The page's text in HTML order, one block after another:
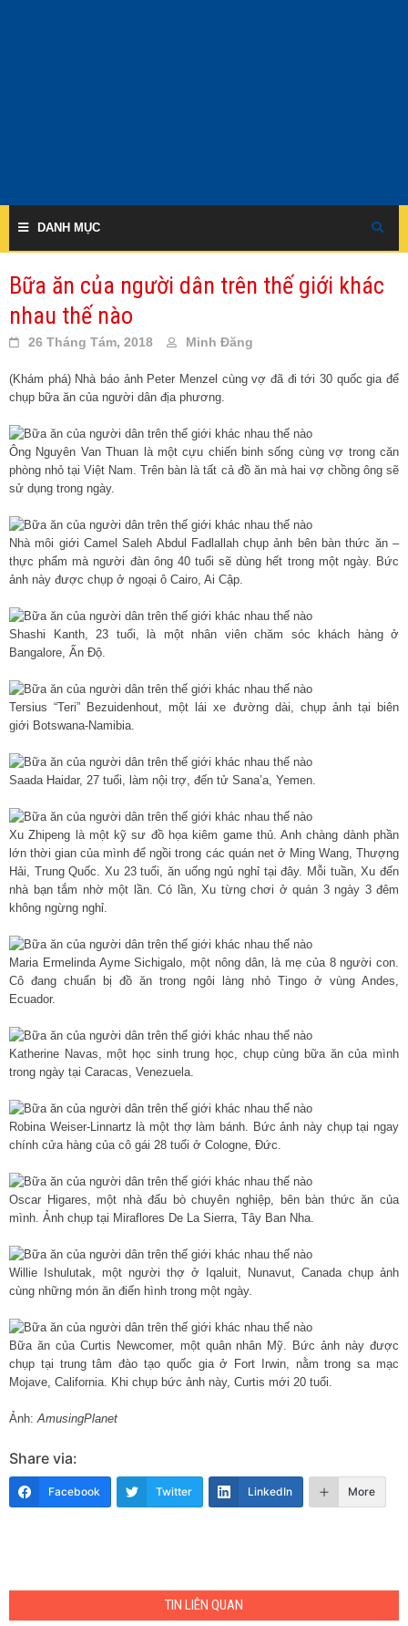
DANH MỤC
Bữa ăn của người dân trên thế giới khác
nhau thế nào
26 Tháng Tám, 2018 Minh Đăng
(Khám phá) Nhà báo ảnh Peter Menzel cùng vợ đã đi tới 30 quốc gia để
chụp bữa ăn của người dân địa phương.
Ông Nguyên Van Thuan là một cựu chiến binh sống cùng vợ trong căn
phòng nhỏ tại Việt Nam. Trên bàn là tất cả đồ ăn mà hai vợ chồng ông sẽ
sử dụng trong ngày.
Nhà môi giới Camel Saleh Abdul Fadlallah chụp ảnh bên bàn thức ăn –
thực phẩm mà người đàn ông 40 tuổi sẽ dùng hết trong một ngày. Bức
ảnh này được chụp ở ngoại ô Cairo, Ai Cập.
Shashi Kanth, 23 tuổi, là một nhân viên chăm sóc khách hàng ở
Bangalore, Ấn Độ.
Tersius “Teri” Bezuidenhout, một lái xe đường dài, chụp ảnh tại biên
giới Botswana-Namibia.
Saada Haidar, 27 tuổi, làm nội trợ, đến tử Sana’a, Yemen.
Xu Zhipeng là một kỹ sư đồ họa kiêm game thủ. Anh chàng dành phần
lớn thời gian của mình để ngồi trong các quán net ở Ming Wang, Thượng
Hải, Trung Quốc. Xu 23 tuổi, ăn uống ngủ nghỉ tại đây. Mỗi tuần, Xu đến
nhà bạn tắm nhờ một lần. Có lần, Xu từng chơi ở quán 3 ngày 3 đêm
không ngừng nghỉ.
Maria Ermelinda Ayme Sichigalo, một nông dân, là mẹ của 8 người con.
Cô đang chuẩn bị đồ ăn trong ngôi làng nhỏ Tingo ở vùng Andes,
Ecuador.
Katherine Navas, một học sinh trung học, chụp cùng bữa ăn của mình
trong ngày tại Caracas, Venezuela.
Robina Weiser-Linnartz là một thợ làm bánh. Bức ảnh này chụp tại ngay
chính cửa hàng của cô gái 28 tuổi ở Cologne, Đức.
Oscar Higares, một nhà đấu bò chuyên nghiệp, bên bàn thức ăn của
mình. Ảnh chụp tại Miraflores De La Sierra, Tây Ban Nha.
Willie Ishulutak, một người thợ ở Iqaluit, Nunavut, Canada chụp ảnh
cùng những món ăn điển hình trong một ngày.
Bữa ăn của Curtis Newcomer, một quân nhân Mỹ. Bức ảnh này được
chụp tại trung tâm đào tạo quốc gia ở Fort Irwin, nằm trong sa mạc
Mojave, California. Khi chụp bức ảnh này, Curtis mới 20 tuổi.
Ảnh: AmusingPlanet
Share via:
Facebook Twitter LinkedIn More
TIN LIÊN QUAN